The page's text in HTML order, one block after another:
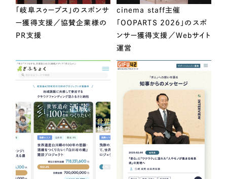
「岐阜スゥープス」のスポンサ
ー獲得支援／協賛企業様の
PR支援
cinema staff主催
「OOPARTS 2026」のスポ
ンサー獲得支援／Webサイト
運営